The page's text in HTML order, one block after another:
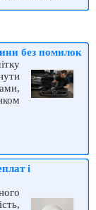
без помилок
і